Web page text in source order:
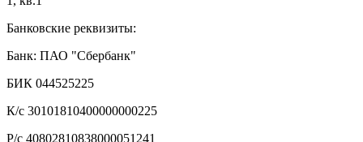
Банковские реквизиты:
Банк: ПАО "Сбербанк"
БИК 044525225
К/с 30101810400000000225
Р/с 40802810838000051241